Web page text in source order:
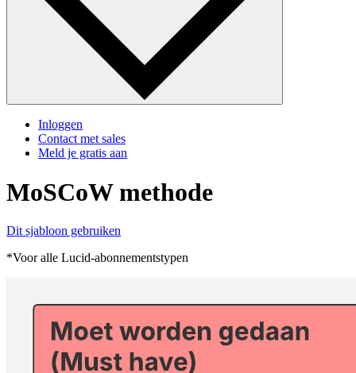
Inloggen
Contact met sales
Meld je gratis aan
MoSCoW methode
Dit sjabloon gebruiken
*Voor alle Lucid-abonnementstypen